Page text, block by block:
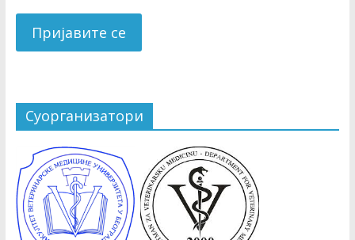
Суорганизатори